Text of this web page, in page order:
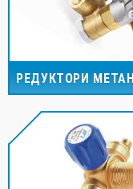
РЕДУКТОРИ МЕТАН